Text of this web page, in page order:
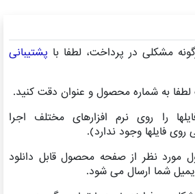
پشتیبانی
را روی نرم افزارهای مختلف اجرا
فایلها وجود ندارد).
نظر از صفحه محصول قابل دانلود
شما ارسال می شود.